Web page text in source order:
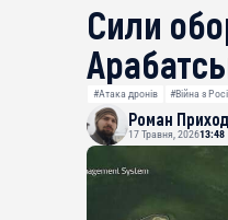
Сили
#Атака дронів #Війна з
Роман
17 Травня, 202613:48